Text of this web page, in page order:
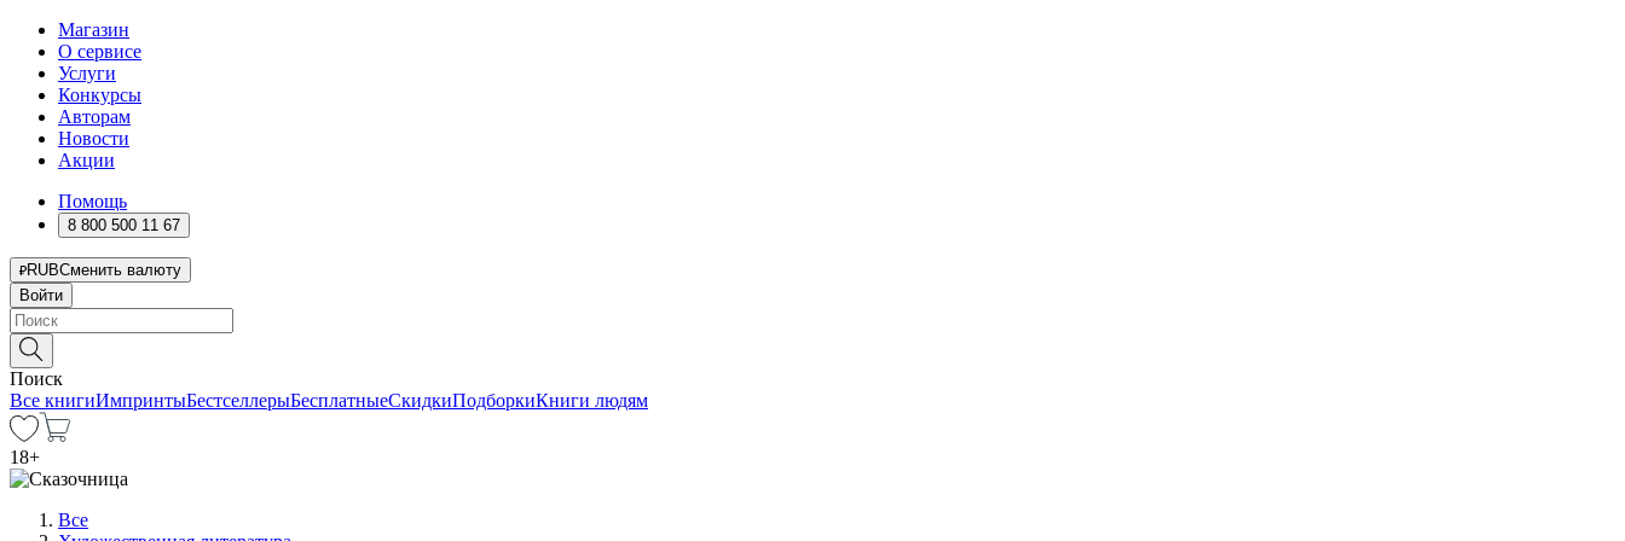
Магазин
О сервисе
Услуги
Конкурсы
Авторам
Новости
Акции
Помощь
8 800 500 11 67
RUBСменить валюту
Войти
Поиск
Все книгиИмпринтыБестселлерыБесплатныеСкидкиПодборкиКниги людям
18+
Все